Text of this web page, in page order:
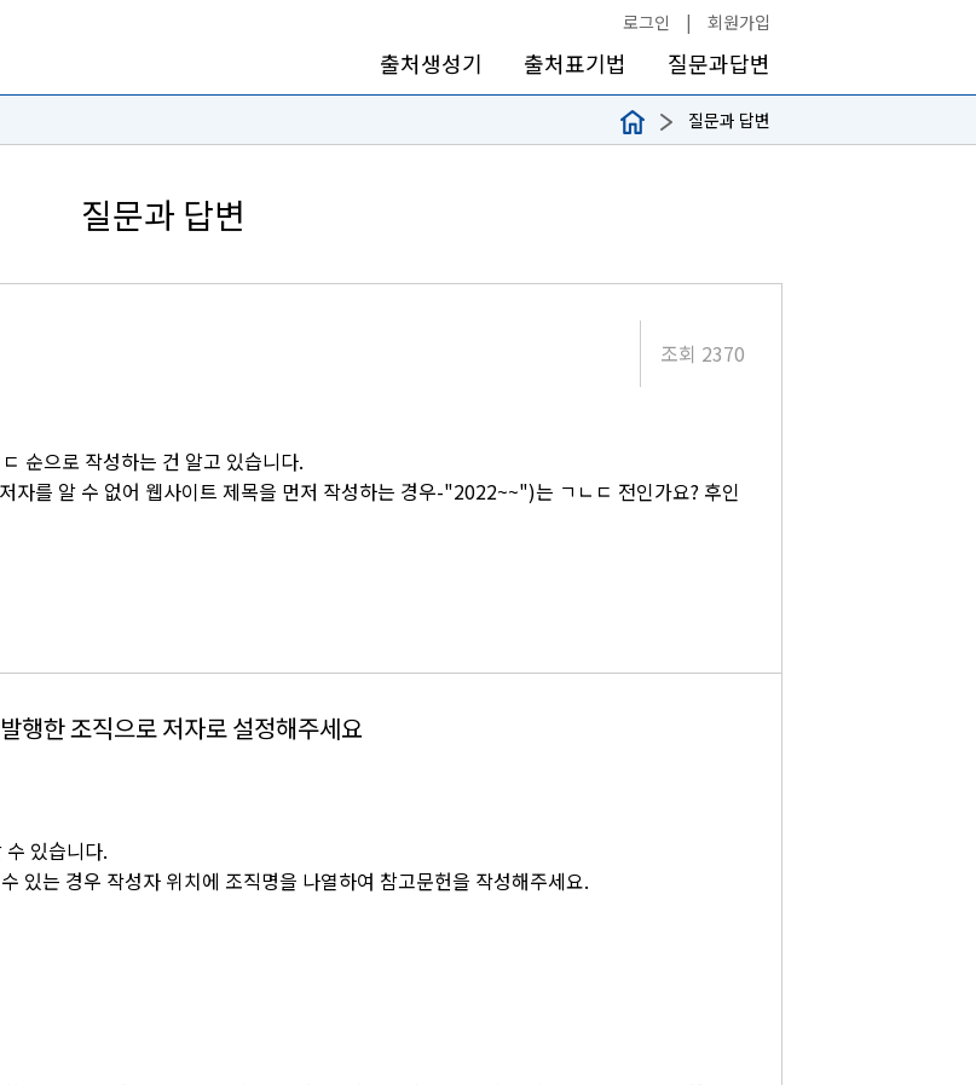
로그인 | 회원가입
출처생성기 출처표기법 질문과답변
질문과 답변
질문과 답변
조회 2370
순으로 작성하는 건 알고 있습니다.
자를 알 수 없어 웹사이트 제목을 먼저 작성하는 경우-"2022~~")는 ㄱㄴㄷ 전인가요? 후인
행한 조직으로 저자로 설정해주세요
있습니다.
있는 경우 작성자 위치에 조직명을 나열하여 참고문헌을 작성해주세요.